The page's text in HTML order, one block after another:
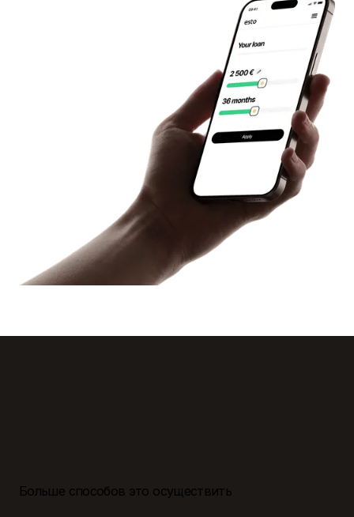
Больше способов это осуществить